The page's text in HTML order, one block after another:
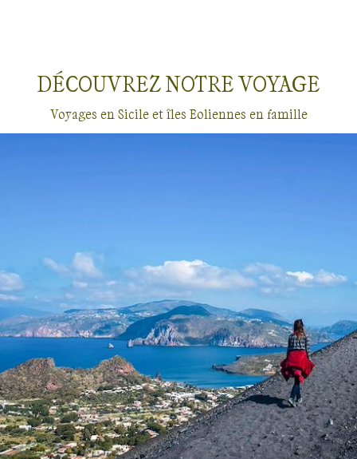
Voyages en famille Sicile et îles Eoliennes
93% de satisfaction(72 avis)
DÉCOUVREZ NOTREVOYAGE
Voyages en Sicile et îles Eoliennes en famille